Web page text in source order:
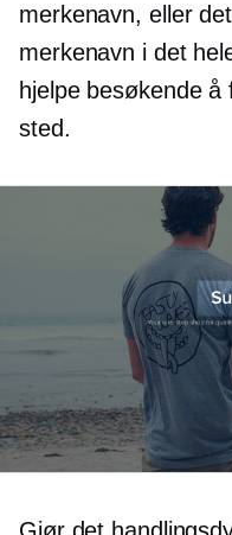
merkenavn, eller
merkenavn i det
hjelpe besøkende
sted.